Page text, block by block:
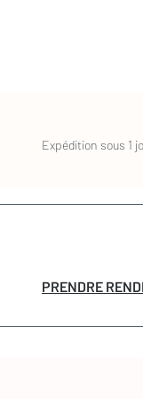
Expédition sous 1
PRENDRE